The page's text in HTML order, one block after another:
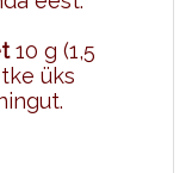
10 g (1,5
üks